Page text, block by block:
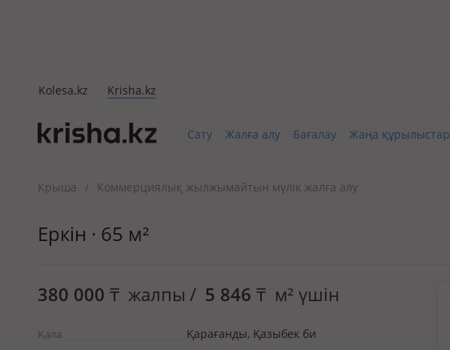
Kolesa.kz Krisha.kz
Сату Жалға алу Бағалау Жаңа құрылыстар
Крыша / Коммерциялық жылжымайтын мүлік жалға алу
Еркін · 65 м²
380 000 ₸ жалпы / 5 846 ₸ м² үшін
Қала Қарағанды, Қазыбек би